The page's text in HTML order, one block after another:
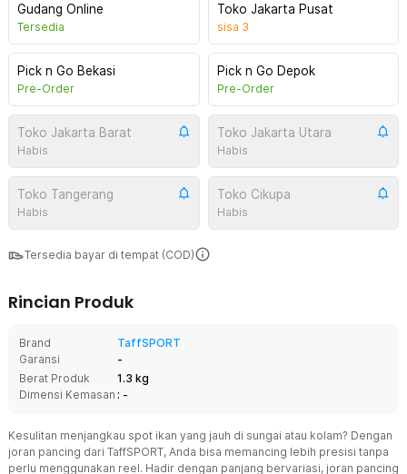
Gudang Online
Tersedia
Toko Jakarta Pusat
sisa 3
Pick n Go Bekasi
Pre-Order
Pick n Go Depok
Pre-Order
Toko Jakarta Barat
Habis
Toko Jakarta Utara
Habis
Toko Tangerang
Habis
Toko Cikupa
Habis
Tersedia bayar di tempat (COD)
Rincian Produk
Brand
TaffSPORT
Garansi
-
Berat Produk
1.3 kg
Dimensi Kemasan : -
Kesulitan menjangkau spot ikan yang jauh di sungai atau kolam? Dengan
joran pancing dari TaffSPORT, Anda bisa memancing lebih presisi tanpa
perlu menggunakan reel. Hadir dengan panjang bervariasi, joran pancing